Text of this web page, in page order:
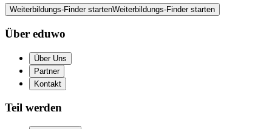
Weiterbildungs-Finder startenWeiterbildungs-Finder starten
Über eduwo
Über Uns
Partner
Kontakt
Teil werden